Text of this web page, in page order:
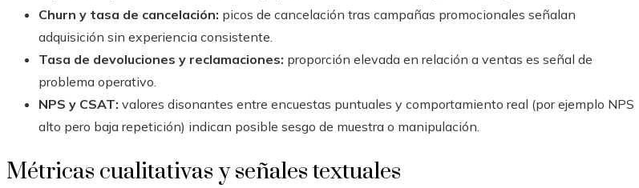
Churn y tasa de cancelación: picos de cancelación tras campañas promocionales señalan
adquisición sin experiencia consistente.
Tasa de devoluciones y reclamaciones: proporción elevada en relación a ventas es señal de
problema operativo.
NPS y CSAT: valores disonantes entre encuestas puntuales y comportamiento real (por ejemplo NPS
alto pero baja repetición) indican posible sesgo de muestra o manipulación.
Métricas cualitativas y señales textuales